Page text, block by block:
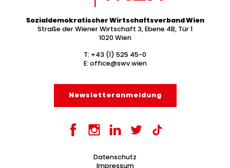
Sozialdemokratischer Wirtschaftsverband Wien
Straße der Wiener Wirtschaft 3, Ebene 4B, Tür 1
1020 Wien
T: +43 (1) 525 45-0
E: office@swv.wien
Newsletter­anmeldung
Datenschutz
Impressum